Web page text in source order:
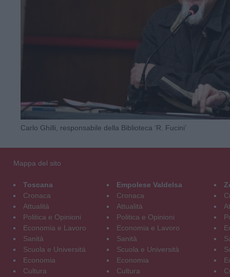
Carlo Ghilli, responsabile della Biblioteca ‘R. Fucini’
Mappa del sito
Toscana
Cronaca
Attualità
Politica e Opinioni
Economia e Lavoro
Sanità
Scuola e Università
Economia
Cultura
Empolese Valdelsa
Cronaca
Attualità
Politica e Opinioni
Economia e Lavoro
Sanità
Scuola e Università
Economia
Cultura